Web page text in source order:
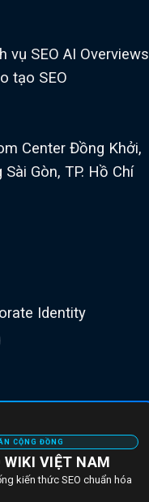
vụ SEO AI Overviews
tạo SEO
Center Đồng Khởi,
Gòn, TP. Hồ Chí
Identity
CỘNG ĐỒNG
WIKI VIỆT NAM
kiến thức SEO chuẩn hóa